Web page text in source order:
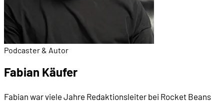
Podcaster & Autor
Fabian Käufer
Fabian war viele Jahre Redaktionsleiter bei Rocket Beans